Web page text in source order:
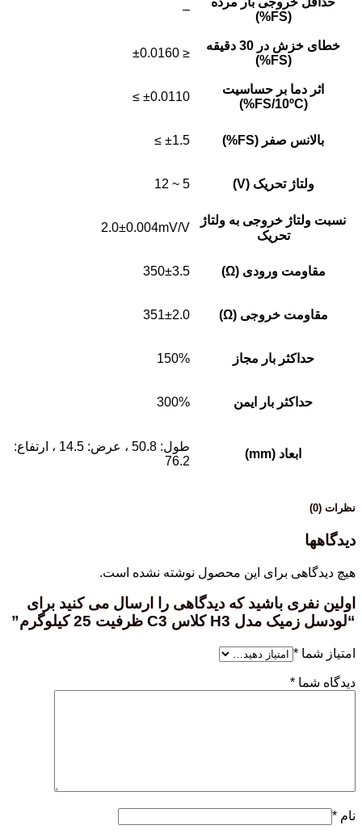
(FS%)
–
خطای خزش در 30 دقیقه
(FS%)
≤ ±0.0160
اثر دما بر حساسیت
(FS/10ºC%)
±0.0110 ≥
بالانس صفر (FS%) ±1.5 ≥
ولتاژ تحریک (V) 5 ~ 12
نسبت ولتاژ خروجی به ولتاژ
تحریک
2.0±0.004mV/V
مقاومت ورودی (Ω) 350±3.5
مقاومت خروجی (Ω) 351±2.0
حداکثر بار مجاز 150%
حداکثر بار ایمن 300%
ابعاد (mm)
طول: 50.8 ، عرض: 14.5 ، ارتفاع:
76.2
نظرات (0)
دیدگاهها
هیچ دیدگاهی برای این محصول نوشته نشده است.
اولین نفری باشید که دیدگاهی را ارسال می کنید برای
“لودسل زمیک مدل H3 کلاس C3 ظرفیت 25 کیلوگرم”
امتیاز شما *
دیدگاه شما *
نام *